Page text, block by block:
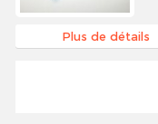
Plus de détails